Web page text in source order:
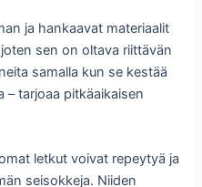
ja hankaavat materiaalit
sen on oltava riittävän
samalla kun se kestää
– tarjoaa pitkäaikaisen
letkut voivat repeytyä ja
seisokkeja. Niiden